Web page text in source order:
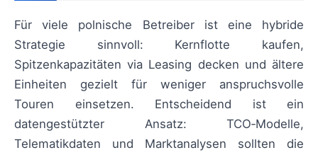
Für viele polnische Betreiber ist eine hybride
Strategie sinnvoll: Kernflotte kaufen,
Spitzenkapazitäten via Leasing decken und ältere
Einheiten gezielt für weniger anspruchsvolle
Touren einsetzen. Entscheidend ist ein
datengestützter Ansatz: TCO‑Modelle,
Telematikdaten und Marktanalysen sollten die